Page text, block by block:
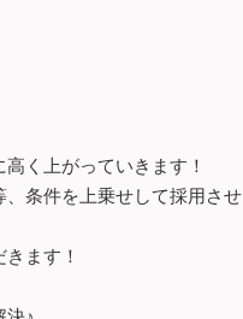
く上がっていきます！
条件を上乗せして採用させ
ます！